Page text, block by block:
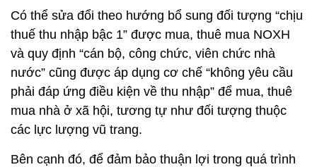
Có thể sửa đổi theo hướng bổ sung đối tượng “chịu
thuế thu nhập bậc 1” được mua, thuê mua NOXH
và quy định “cán bộ, công chức, viên chức nhà
nước” cũng được áp dụng cơ chế “không yêu cầu
phải đáp ứng điều kiện về thu nhập” để mua, thuê
mua nhà ở xã hội, tương tự như đối tượng thuộc
các lực lượng vũ trang.
Bên cạnh đó, để đảm bảo thuận lợi trong quá trình